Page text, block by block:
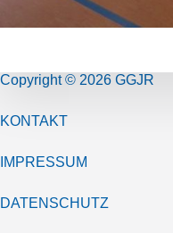
Copyright © 2026 GGJR
KONTAKT
IMPRESSUM
DATENSCHUTZ